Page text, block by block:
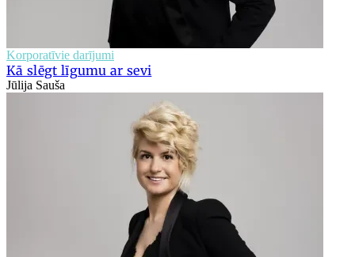
Korporatīvie darījumi
Kā slēgt līgumu ar sevi
Jūlija Sauša